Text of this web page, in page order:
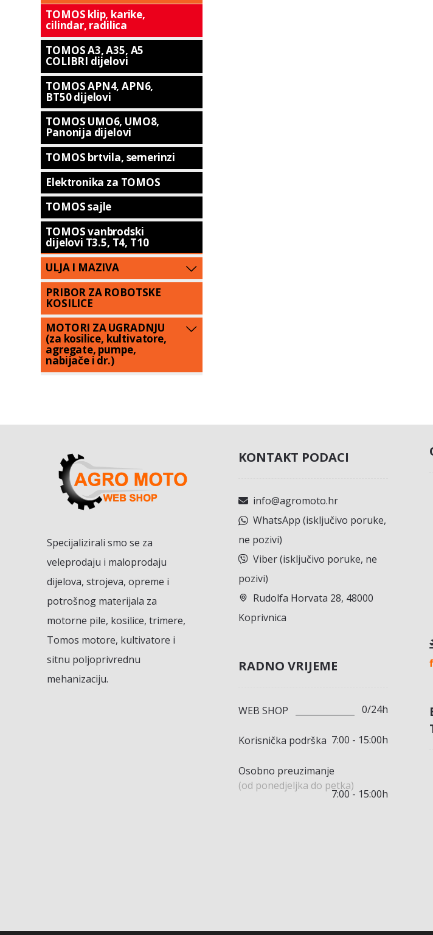
TOMOS klip, karike,
cilindar, radilica
TOMOS A3, A35, A5
COLIBRI dijelovi
TOMOS APN4, APN6,
BT50 dijelovi
TOMOS UMO6, UMO8,
Panonija dijelovi
TOMOS brtvila, semerinzi
Elektronika za TOMOS
TOMOS sajle
TOMOS vanbrodski
dijelovi T3.5, T4, T10
ULJA I MAZIVA
PRIBOR ZA ROBOTSKE
KOSILICE
MOTORI ZA UGRADNJU
(za kosilice, kultivatore,
agregate, pumpe,
nabijače i dr.)
Specijalizirali smo se za
veleprodaju i maloprodaju
dijelova, strojeva, opreme i
potrošnog materijala za
motorne pile, kosilice, trimere,
Tomos motore, kultivatore i
sitnu poljoprivrednu
mehanizaciju.
KONTAKT PODACI
info@agromoto.hr
WhatsApp (isključivo poruke,
ne pozivi)
Viber (isključivo poruke, ne
pozivi)
Rudolfa Horvata 28, 48000
Koprivnica
RADNO VRIJEME
WEB SHOP 0/24h
Korisnička podrška 7:00 - 15:00h
Osobno preuzimanje
(od ponedjeljka do petka)
7:00 - 15:00h